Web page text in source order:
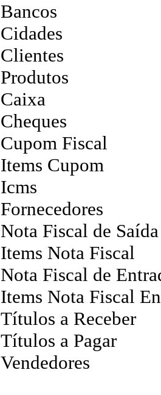
Bancos
Cidades
Clientes
Produtos
Caixa
Cheques
Cupom Fiscal
Items Cupom
Icms
Fornecedores
Nota Fiscal de Saída
Items Nota Fiscal
Nota Fiscal de
Items Nota Fiscal
Títulos a Receber
Títulos a Pagar
Vendedores